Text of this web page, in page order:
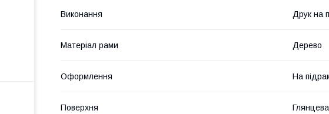
Виконання Друк на
Матеріал рами Дерево
Оформлення На
Поверхня Глянцева